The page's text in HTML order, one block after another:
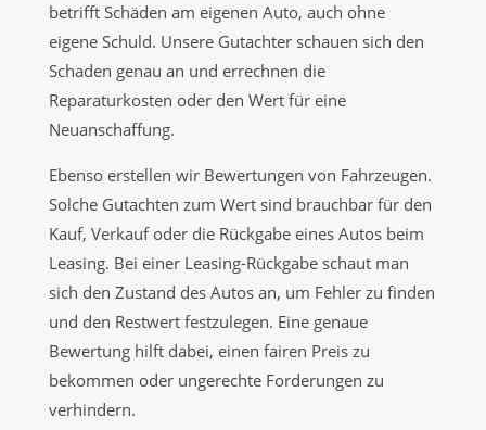
betrifft Schäden am eigenen Auto, auch ohne
eigene Schuld. Unsere Gutachter schauen sich den
Schaden genau an und errechnen die
Reparaturkosten oder den Wert für eine
Neuanschaffung.
Ebenso erstellen wir Bewertungen von Fahrzeugen.
Solche Gutachten zum Wert sind brauchbar für den
Kauf, Verkauf oder die Rückgabe eines Autos beim
Leasing. Bei einer Leasing-Rückgabe schaut man
sich den Zustand des Autos an, um Fehler zu finden
und den Restwert festzulegen. Eine genaue
Bewertung hilft dabei, einen fairen Preis zu
bekommen oder ungerechte Forderungen zu
verhindern.